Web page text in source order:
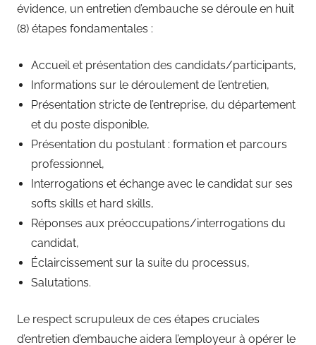
évidence, un entretien d’embauche se déroule en huit
(8) étapes fondamentales :
Accueil et présentation des candidats/participants,
Informations sur le déroulement de l’entretien,
Présentation stricte de l’entreprise, du département
et du poste disponible,
Présentation du postulant : formation et parcours
professionnel,
Interrogations et échange avec le candidat sur ses
softs skills et hard skills,
Réponses aux préoccupations/interrogations du
candidat,
Éclaircissement sur la suite du processus,
Salutations.
Le respect scrupuleux de ces étapes cruciales
d’entretien d’embauche aidera l’employeur à opérer le